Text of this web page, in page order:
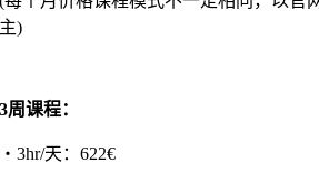
主)
3周课程：
・3hr/天：622€